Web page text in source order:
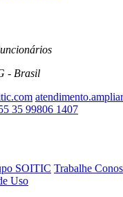
- Brasil
35 99806 1407
SOITIC Trabalhe
Uso